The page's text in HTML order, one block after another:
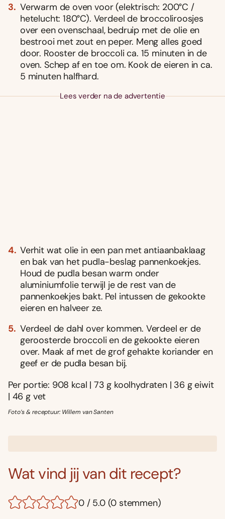
Verwarm de oven voor (elektrisch: 200°C /
hetelucht: 180°C). Verdeel de broccoliroosjes
over een ovenschaal, bedruip met de olie en
bestrooi met zout en peper. Meng alles goed
door. Rooster de broccoli ca. 15 minuten in de
oven. Schep af en toe om. Kook de eieren in ca.
5 minuten halfhard.
Lees verder na de advertentie
Verhit wat olie in een pan met antiaanbaklaag
en bak van het pudla-beslag pannenkoekjes.
Houd de pudla besan warm onder
aluminiumfolie terwijl je de rest van de
pannenkoekjes bakt. Pel intussen de gekookte
eieren en halveer ze.
Verdeel de dahl over kommen. Verdeel er de
geroosterde broccoli en de gekookte eieren
over. Maak af met de grof gehakte koriander en
geef er de pudla besan bij.
Per portie: 908 kcal | 73 g koolhydraten | 36 g eiwit
| 46 g vet
Foto’s & receptuur: Willem van Santen
Wat vind jij van dit recept?
0 / 5.0 (0 stemmen)